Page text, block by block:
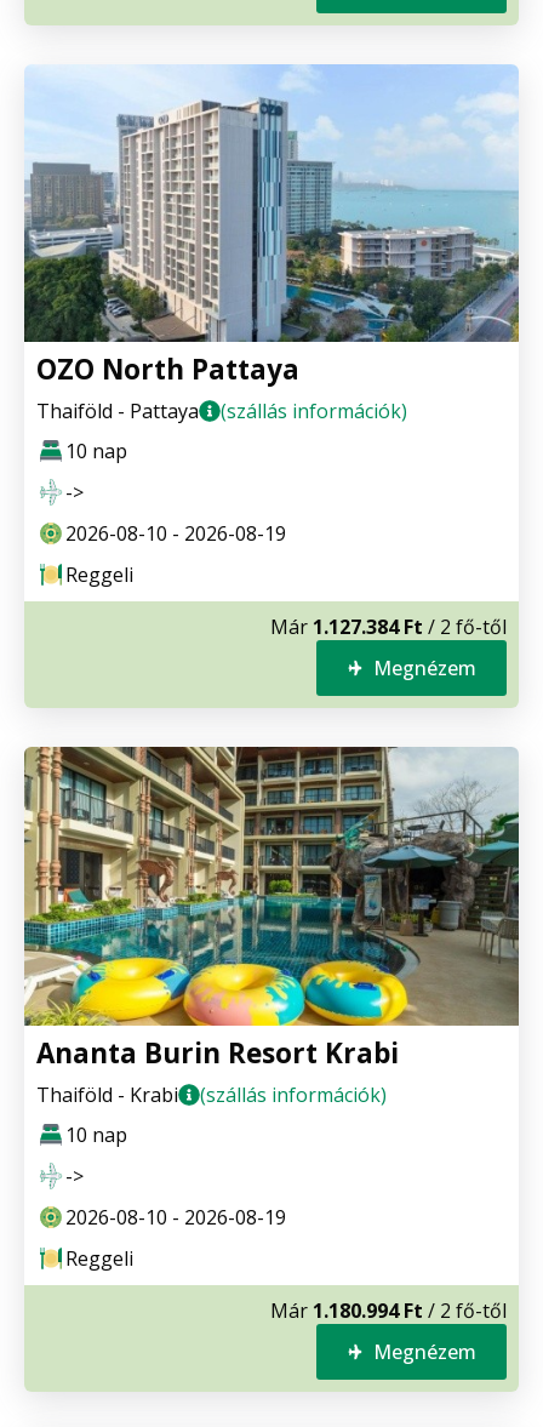
OZO North Pattaya
Thaiföld - Pattaya
(szállás információk)
10 nap
->
2026-08-10 - 2026-08-19
Reggeli
Már 1.127.384 Ft / 2 fő-től
Megnézem
Ananta Burin Resort Krabi
Thaiföld - Krabi
(szállás információk)
10 nap
->
2026-08-10 - 2026-08-19
Reggeli
Már 1.180.994 Ft / 2 fő-től
Megnézem